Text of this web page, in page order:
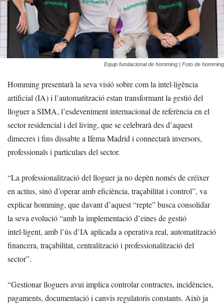
Equip fundacional de homming | Foto de homming
Homming presentarà la seva visió sobre com la intel·ligència
artificial (IA) i l’automatització estan transformant la gestió del
lloguer a SIMA, l’esdeveniment internacional de referència en el
sector residencial i del living, que se celebrarà des d’aquest
dimecres i fins dissabte a Ifema Madrid i connectarà inversors,
professionals i particulars del sector.
“La professionalització del lloguer ja no depèn només de créixer
en actius, sinó d’operar amb eficiència, traçabilitat i control”, va
explicar homming, que davant d’aquest “repte” busca consolidar
la seva evolució “amb la implementació d’eines de gestió
intel·ligent, amb l’ús d’IA aplicada a operativa real, automatització
financera, traçabilitat, centralització i professionalització del
sector”.
“Gestionar lloguers avui implica controlar contractes, incidències,
pagaments, documentació i canvis regulatoris constants. Això ja